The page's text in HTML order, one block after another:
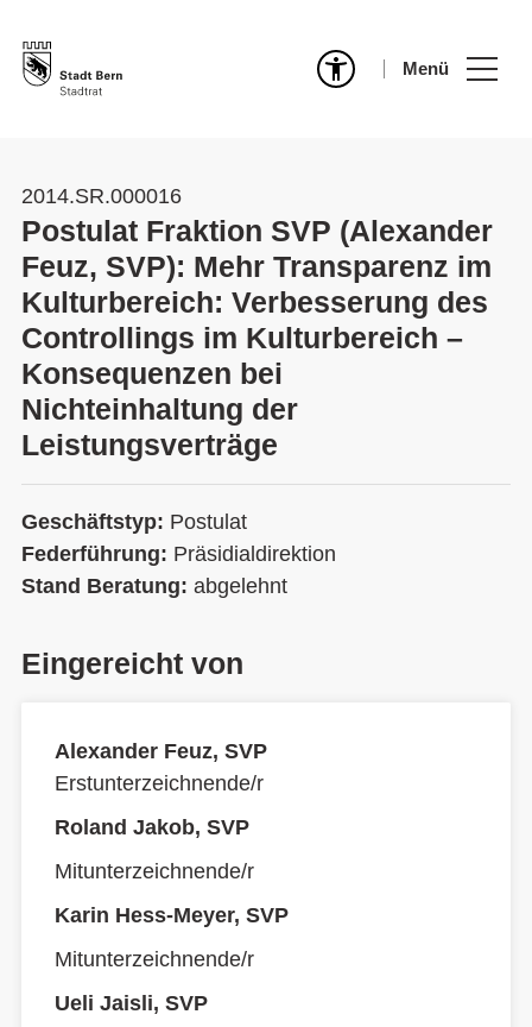
Menü
2014.SR.000016
Postulat Fraktion SVP (Alexander
Feuz, SVP): Mehr Transparenz im
Kulturbereich: Verbesserung des
Controllings im Kulturbereich –
Konsequenzen bei
Nichteinhaltung der
Leistungsverträge
Geschäftstyp: Postulat
Federführung: Präsidialdirektion
Stand Beratung: abgelehnt
Eingereicht von
Alexander Feuz, SVP
Erstunterzeichnende/r
Roland Jakob, SVP
Mitunterzeichnende/r
Karin Hess-Meyer, SVP
Mitunterzeichnende/r
Ueli Jaisli, SVP